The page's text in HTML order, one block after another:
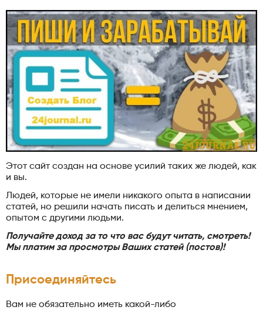
Этот сайт создан на основе усилий таких же людей, как
и вы.
Людей, которые не имели никакого опыта в написании
статей, но решили начать писать и делиться мнением,
опытом с другими людьми.
Получайте доход за то что вас будут читать, смотреть!
Мы платим за просмотры Ваших статей (постов)!
Присоединяйтесь
Вам не обязательно иметь какой-либо